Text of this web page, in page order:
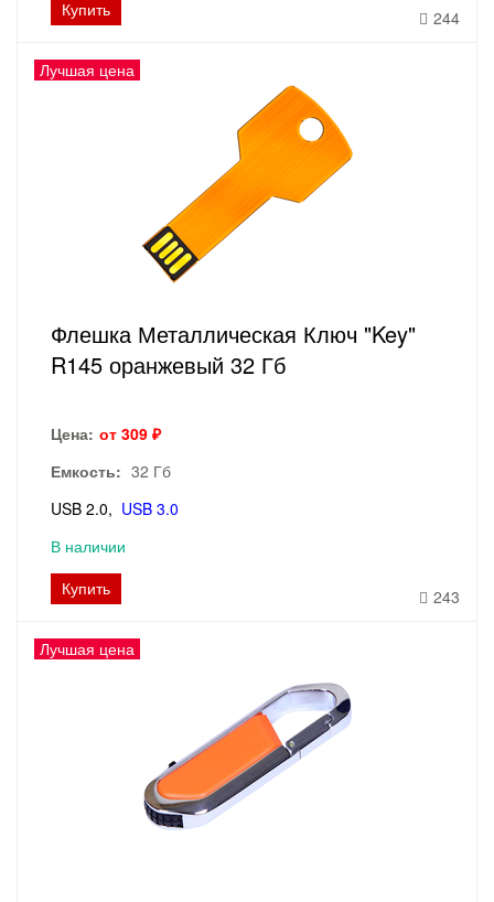
Купить 244
Лучшая цена
Флешка Металлическая Ключ "Key"
R145 оранжевый 32 Гб
Цена: от 309 ₽
Емкость: 32 Гб
USB 2.0
USB 3.0
В наличии
Купить
243
Лучшая цена